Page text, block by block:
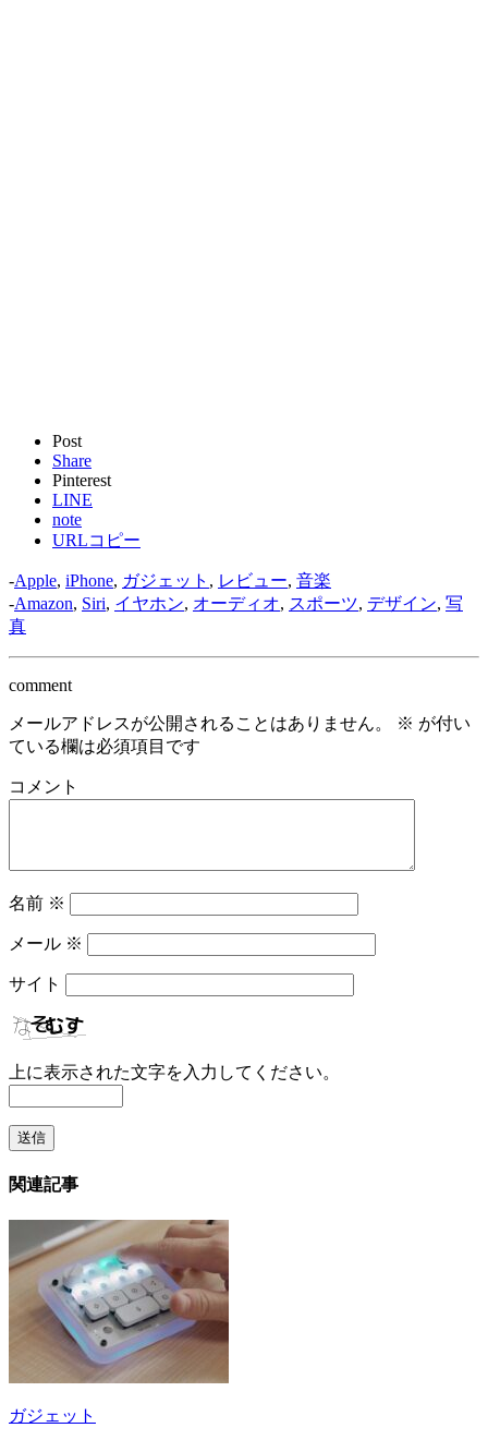
Post
Share
Pinterest
LINE
note
URLコピー
-Apple, iPhone, ガジェット , レビュー, 音楽
-Amazon, Siri, イヤホン, オーディオ, スポーツ, デザイン, 写
真
comment
メールアドレスが公開されることはありません。 ※ が付い
ている欄は必須項目です
コメント
名前 ※
メール ※
サイト
上に表示された文字を入力してください。
関連記事
ガジェット